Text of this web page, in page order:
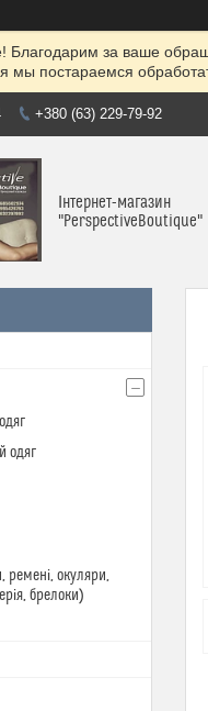
Благодарим за ваше
мы постараемся
+380 (63) 229-79-92
Інтернет-магазин
"PerspectiveBoutique"
одяг
ремені, окуляри,
брелоки)